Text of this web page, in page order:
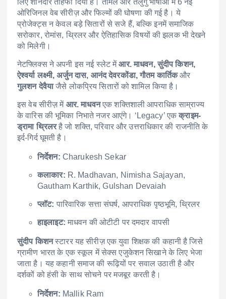
ओरिजिनल वेब सीरीज़ और फिल्मों की घोषणा की गई है। ये
प्रोजेक्ट्स न केवल बड़े सितारों से सजे हैं, बल्कि इनमें समाजिक
सरोकार, रोमांस, थ्रिलर और ऐतिहासिक विषयों की झलक भी देखने
को मिलेगी।
नेटफ्लिक्स ने अपनी इस नई स्लेट मेंआर. माधवन, सुंदीप किशन,
ऐश्वर्या लक्ष्मी, अर्जुन दास, आनंद देवरकोंडा, गौतम कार्तिकऔर
गुलशन देवैयाजैसे लोकप्रिय सितारों को शामिल किया है।
इस वेब सीरीज़ में आर. माधवनएक शक्तिशाली आपराधिक साम्राज्य
के वारिस की भूमिका निभाते नजर आएंगे। ‘Legacy’ एकक्राइम-
ड्रामा थ्रिलरहै जो शक्ति, परिवार और उत्तराधिकार की राजनीति के
इर्द-गिर्द घूमती है।
निर्देशन: Charukesh Sekar
कलाकार: R. Madhavan, Nimisha Sajayan,
Gautham Karthik, Gulshan Devaiah
प्लॉट: पारिवारिक सत्ता संघर्ष, आपराधिक पृष्ठभूमि, थ्रिलर
हाइलाइट: माधवन की ओटीटी पर दमदार वापसी
सुंदीप किशनस्टारर यह सीरीज़ एक युवा शिक्षक की कहानी है जिसे
ग्रामीण भारत के एक स्कूल में सेक्स एजुकेशन सिखाने के लिए भेजा
जाता है। यह कहानी समाज की रूढ़ियों पर सवाल उठाती है और
दर्शकों को हंसी के साथ सोचने पर मजबूर करती है।
निर्देशन: Mallik Ram